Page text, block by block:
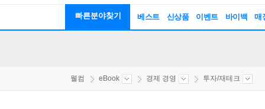
빠른분야찾기 베스트 신상품 이벤트 바이백 매
웰컴 eBook 경제 경영 투자/재테크